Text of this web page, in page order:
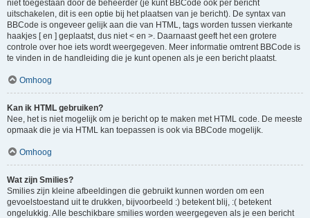
niet toegestaan door de beheerder (je kunt BBCode ook per bericht
uitschakelen, dit is een optie bij het plaatsen van je bericht). De syntax van
BBCode is ongeveer gelijk aan die van HTML, tags worden tussen vierkante
haakjes [ en ] geplaatst, dus niet < en >. Daarnaast geeft het een grotere
controle over hoe iets wordt weergegeven. Meer informatie omtrent BBCode is
te vinden in de handleiding die je kunt openen als je een bericht plaatst.
Omhoog
Kan ik HTML gebruiken?
Nee, het is niet mogelijk om je bericht op te maken met HTML code. De meeste
opmaak die je via HTML kan toepassen is ook via BBCode mogelijk.
Omhoog
Wat zijn Smilies?
Smilies zijn kleine afbeeldingen die gebruikt kunnen worden om een
gevoelstoestand uit te drukken, bijvoorbeeld :) betekent blij, :( betekent
ongelukkig. Alle beschikbare smilies worden weergegeven als je een bericht